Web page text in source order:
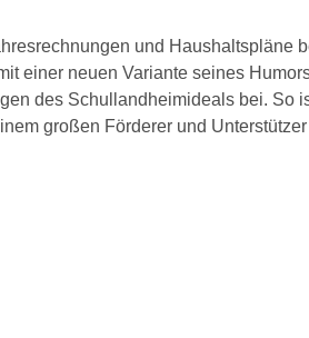
und Haushaltspläne
einer neuen Variante seines
des Schullandheimideals bei. So
großen Förderer und Unterstützer